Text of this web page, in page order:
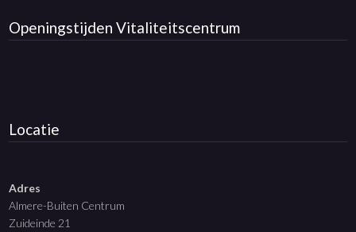
OpeningstijdenVitaliteitscentrum
Locatie
Adres
Almere-Buiten Centrum
Zuideinde 21